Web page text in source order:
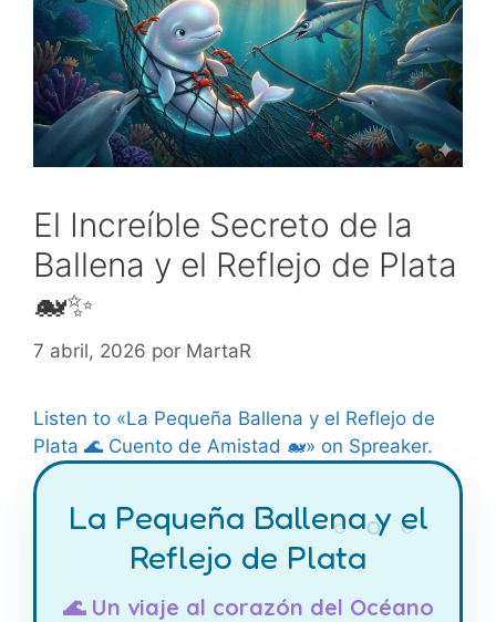
El Increíble Secreto de la
Ballena y el Reflejo de Plata
🐋✨
7 abril, 2026 por MartaR
Listen to «La Pequeña Ballena y el Reflejo de
Plata 🌊 Cuento de Amistad 🐋» on Spreaker.
La Pequeña Ballena y el
Reflejo de Plata
🌊 Un viaje al corazón del Océano